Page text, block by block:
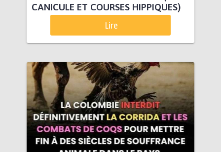
CANICULE ET COURSES HIPPIQUES)
Lire